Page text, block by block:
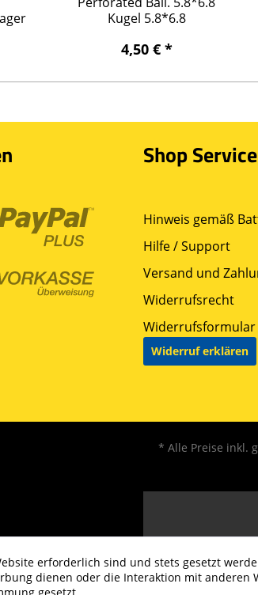
Kugel 5.8*6.8
4,50 € *
Shop Service
Hinweis gemäß
Hilfe / Support
Versand und
Widerrufsrecht
Widerrufsformular
Widerruf erklären
* Alle Preise inkl.
erforderlich sind und stets gesetzt
dienen oder die Interaktion mit anderen